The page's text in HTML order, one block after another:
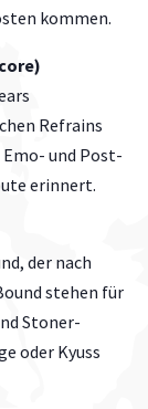
kommen.
Refrains
Emo- und Post-
erinnert.
der nach
stehen für
Stoner-
oder Kyuss